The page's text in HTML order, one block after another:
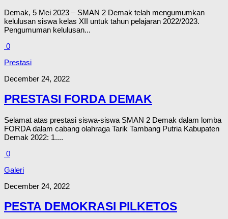
Demak, 5 Mei 2023 – SMAN 2 Demak telah mengumumkan
kelulusan siswa kelas XII untuk tahun pelajaran 2022/2023.
Pengumuman kelulusan...
0
Prestasi
December 24, 2022
PRESTASI FORDA DEMAK
Selamat atas prestasi siswa-siswa SMAN 2 Demak dalam lomba
FORDA dalam cabang olahraga Tarik Tambang Putria Kabupaten
Demak 2022: 1....
0
Galeri
December 24, 2022
PESTA DEMOKRASI PILKETOS